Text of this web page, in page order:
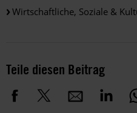
Wirtschaftliche, Soziale &
Teile diesen Beitrag